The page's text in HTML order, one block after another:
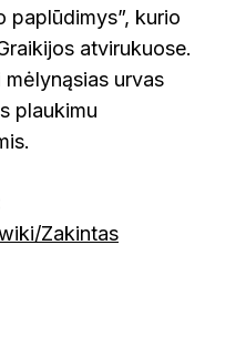
paplūdimys”, kurio
atvirukuose.
urvas
plaukimu
Zakintas